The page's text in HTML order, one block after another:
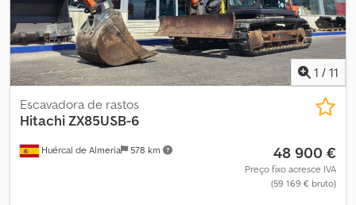
1 / 11
Huércal de Almería 578 km
Escavadora de rastos
HitachiZX85USB-6
48 900 €
Preço fixo acresce IVA
(59 169 € bruto)